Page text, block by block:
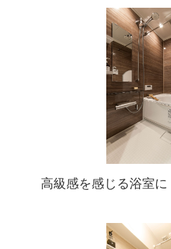
高級感を感じる浴室に